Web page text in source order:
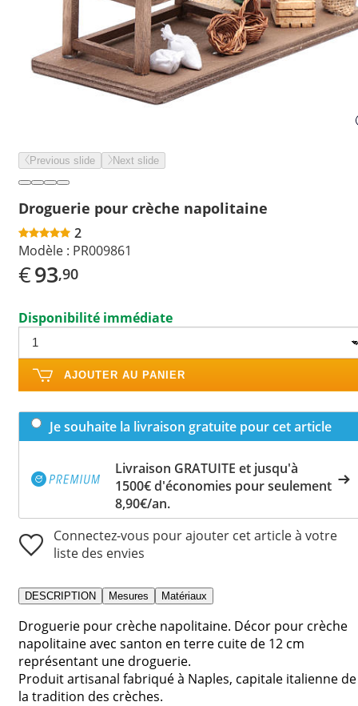
Previous slide Next slide
Droguerie pour crèche napolitaine
2
Modèle : PR009861
€93,90
Disponibilité immédiate
AJOUTER AU PANIER
Je souhaite la livraison gratuite pour cet article
Livraison GRATUITE et jusqu'à
1500€ d'économies pour seulement
8,90€/an.
Connectez-vous pour ajouter cet article à votre
liste des envies
DESCRIPTION Mesures Matériaux
Droguerie pour crèche napolitaine. Décor pour crèche
napolitaine avec santon en terre cuite de 12 cm
représentant une droguerie.
Produit artisanal fabriqué à Naples, capitale italienne de
la tradition des crèches.